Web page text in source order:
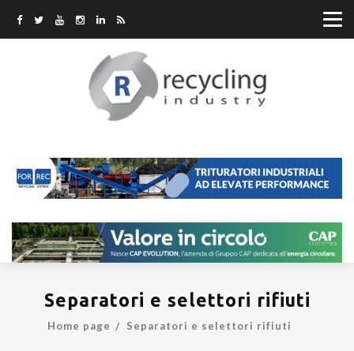
Separatori e selettori rifiuti
Home page Separatori e selettori rifiuti